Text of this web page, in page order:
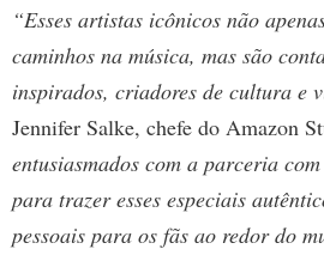
“Esses artistas icônicos não
caminhos na música, mas são
inspirados, criadores de cultura e
Jennifer Salke, chefe do Amazon
entusiasmados com a parceria
para trazer esses especiais
pessoais para os fãs ao redor do